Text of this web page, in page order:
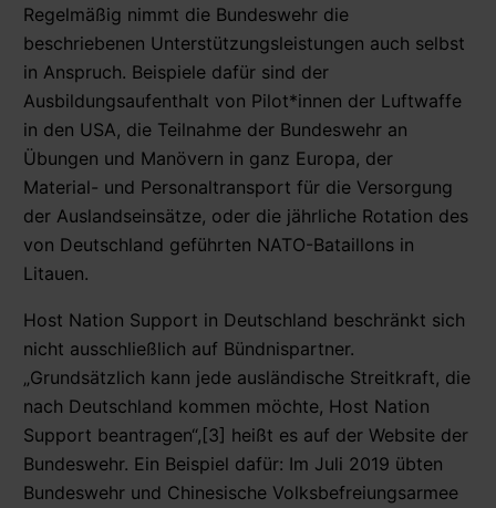
Regelmäßig nimmt die Bundeswehr die
beschriebenen Unterstützungsleistungen auch selbst
in Anspruch. Beispiele dafür sind der
Ausbildungsaufenthalt von Pilot*innen der Luftwaffe
in den USA, die Teilnahme der Bundeswehr an
Übungen und Manövern in ganz Europa, der
Material- und Personaltransport für die Versorgung
der Auslandseinsätze, oder die jährliche Rotation des
von Deutschland geführten NATO-Bataillons in
Litauen.
Host Nation Support in Deutschland beschränkt sich
nicht ausschließlich auf Bündnispartner.
„Grundsätzlich kann jede ausländische Streitkraft, die
nach Deutschland kommen möchte, Host Nation
Support beantragen“,[3] heißt es auf der Website der
Bundeswehr. Ein Beispiel dafür: Im Juli 2019 übten
Bundeswehr und Chinesische Volksbefreiungsarmee